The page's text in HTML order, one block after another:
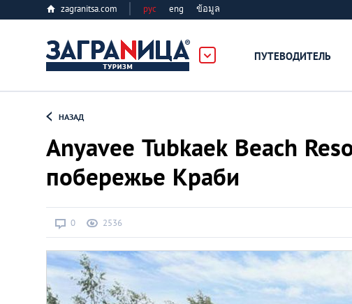
zagranitsa.com рус eng ข้อมูล
ПУТЕВОДИТЕЛЬ
Алматы
НАЗАД
Anyavee Tubkaek Beach
побережье Краби
0 2536